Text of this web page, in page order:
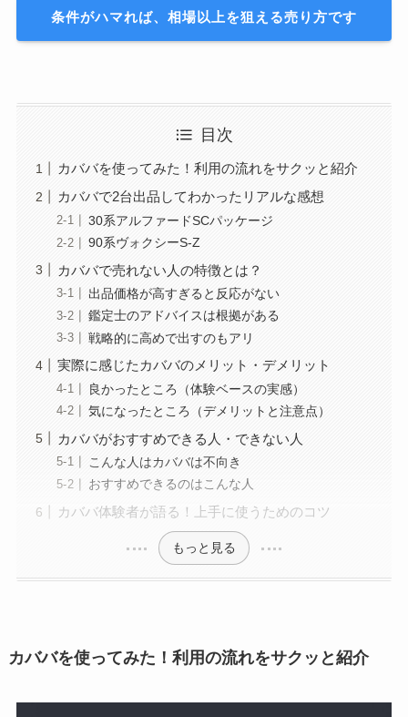
条件がハマれば、相場以上を狙える売り方です
目次
カババを使ってみた！利用の流れをサクッと紹介
カババで2台出品してわかったリアルな感想
30系アルファードSCパッケージ
90系ヴォクシーS-Z
カババで売れない人の特徴とは？
出品価格が高すぎると反応がない
鑑定士のアドバイスは根拠がある
戦略的に高めで出すのもアリ
実際に感じたカババのメリット・デメリット
良かったところ（体験ベースの実感）
気になったところ（デメリットと注意点）
カババがおすすめできる人・できない人
こんな人はカババは不向き
おすすめできるのはこんな人
カババ体験者が語る！上手に使うためのコツ
もっと見る
カババを使ってみた！利用の流れをサクッと紹介